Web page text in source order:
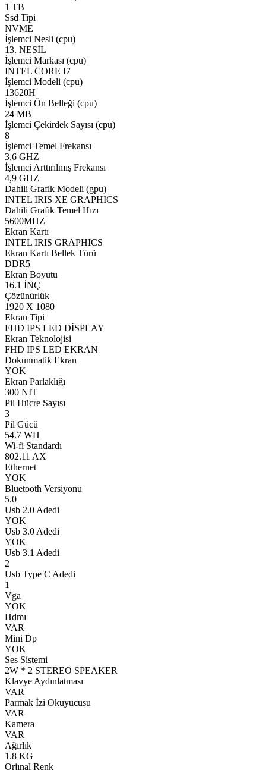
1 TB
Ssd Tipi
NVME
İşlemci Nesli (cpu)
13. NESİL
İşlemci Markası (cpu)
INTEL CORE I7
İşlemci Modeli (cpu)
13620H
İşlemci Ön Belleği (cpu)
24 MB
İşlemci Çekirdek Sayısı (cpu)
8
İşlemci Temel Frekansı
3,6 GHZ
İşlemci Arttırılmış Frekansı
4,9 GHZ
Dahili Grafik Modeli (gpu)
INTEL IRIS XE GRAPHICS
Dahili Grafik Temel Hızı
5600MHZ
Ekran Kartı
INTEL IRIS GRAPHICS
Ekran Kartı Bellek Türü
DDR5
Ekran Boyutu
16.1 İNÇ
Çözünürlük
1920 X 1080
Ekran Tipi
FHD IPS LED DİSPLAY
Ekran Teknolojisi
FHD IPS LED EKRAN
Dokunmatik Ekran
YOK
Ekran Parlaklığı
300 NIT
Pil Hücre Sayısı
3
Pil Gücü
54.7 WH
Wi-fi Standardı
802.11 AX
Ethernet
YOK
Bluetooth Versiyonu
5.0
Usb 2.0 Adedi
YOK
Usb 3.0 Adedi
YOK
Usb 3.1 Adedi
2
Usb Type C Adedi
1
Vga
YOK
Hdmı
VAR
Mini Dp
YOK
Ses Sistemi
2W * 2 STEREO SPEAKER
Klavye Aydınlatması
VAR
Parmak İzi Okuyucusu
VAR
Kamera
VAR
Ağırlık
1.8 KG
Orjınal Renk